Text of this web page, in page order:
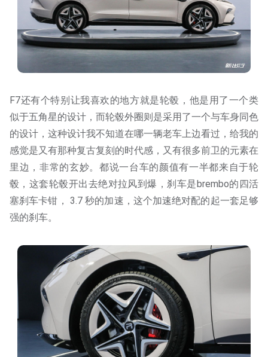
F7还有个特别让我喜欢的地方就是轮毂，他是用了一个类
似于五角星的设计，而轮毂外圈则是采用了一个与车身同色
的设计，这种设计我不知道在哪一辆老车上边看过，给我的
感觉是又有那种复古复刻的时代感，又有很多前卫的元素在
里边，非常的玄妙。都说一台车的颜值有一半都来自于轮
毂，这套轮毂开出去绝对拉风到爆，刹车是brembo的四活
塞刹车卡钳， 3.7 秒的加速，这个加速绝对配的起一套足够
强的刹车。